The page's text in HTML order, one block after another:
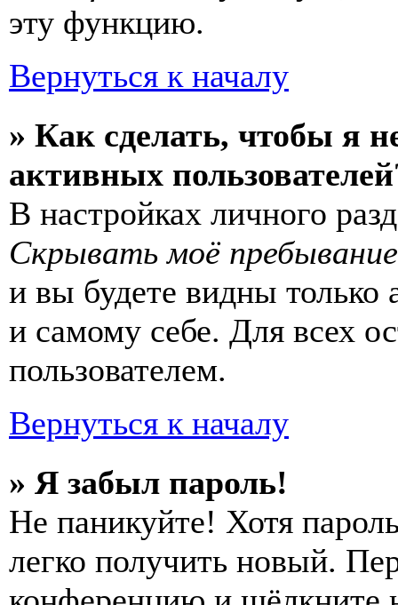
эту функцию.
Вернуться к началу
» Как сделать, чтобы я
активных
В настройках личного
Скрывать моё
и вы будете видны только
и самому себе. Для всех
пользователем.
Вернуться к началу
» Я забыл пароль!
Не паникуйте! Хотя
легко получить новый.